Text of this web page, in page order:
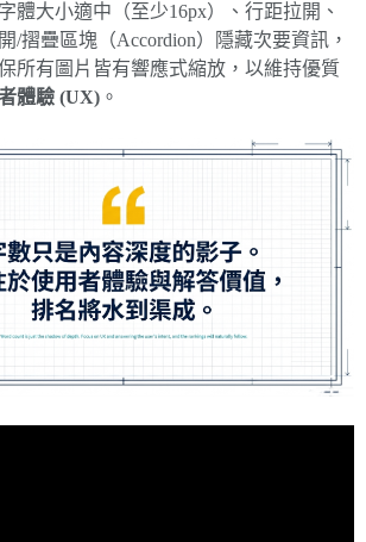
體大小適中（至少16px）、行距拉開、
/摺疊區塊（Accordion）隱藏次要資訊，
所有圖片皆有響應式縮放，以維持優質
體驗 (UX) 。